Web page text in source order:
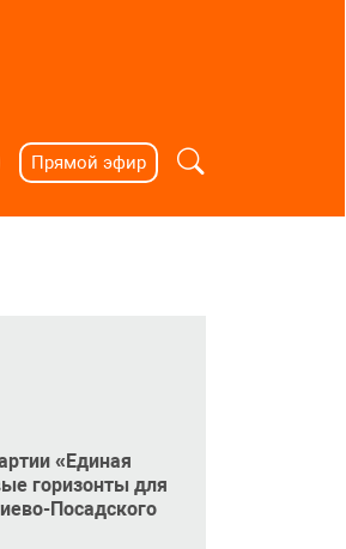
Прямой эфир
«Единая
горизонты для
Посадского